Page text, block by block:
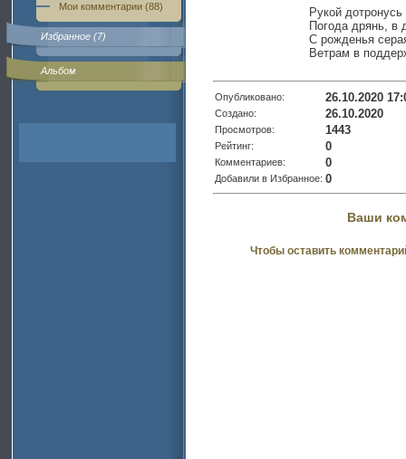
Мои комментарии (88)
Избранное (7)
Альбом
Рукой
Погода дрянь, в
С рожденья
Ветрам в
Опубликовано: 26.10.2020
Создано: 26.10.2020
Просмотров: 1443
Рейтинг: 0
Комментариев: 0
Добавили в Избранное: 0
Ваши
Чтобы оставить